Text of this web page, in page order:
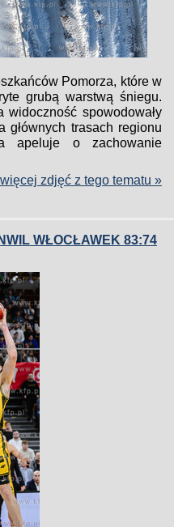
Pomorza, które w
grubą warstwą śniegu.
spowodowały
głównych trasach regionu
apeluje o zachowanie
więcej zdjęć z tego tematu »
WŁOCŁAWEK 83:74